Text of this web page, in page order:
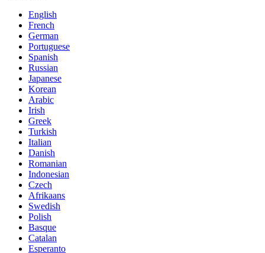
English
French
German
Portuguese
Spanish
Russian
Japanese
Korean
Arabic
Irish
Greek
Turkish
Italian
Danish
Romanian
Indonesian
Czech
Afrikaans
Swedish
Polish
Basque
Catalan
Esperanto